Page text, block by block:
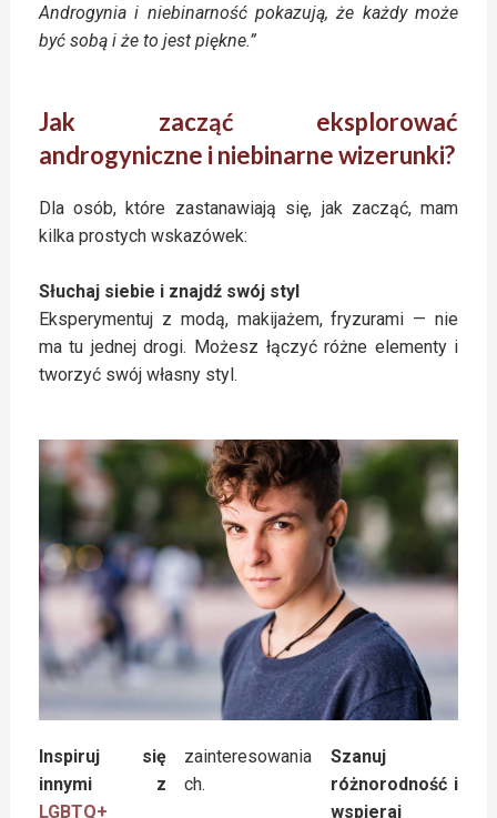
Androgynia i niebinarność pokazują, że każdy może
być sobą i że to jest piękne.”
Jak zacząć eksplorować
androgyniczne i niebinarne wizerunki?
Dla osób, które zastanawiają się, jak zacząć, mam
kilka prostych wskazówek:
Słuchaj siebie i znajdź swój styl
Eksperymentuj z modą, makijażem, fryzurami — nie
ma tu jednej drogi. Możesz łączyć różne elementy i
tworzyć swój własny styl.
Inspiruj się
innymi z
LGBTQ+
zainteresowania
ch.
Szanuj
różnorodność i
wspieraj